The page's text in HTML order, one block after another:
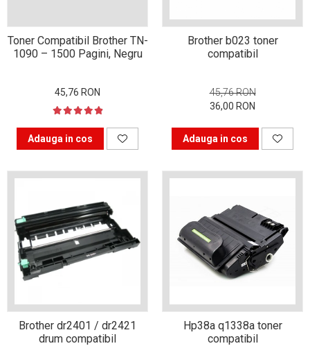
Toner Compatibil Brother TN-
1090 – 1500 Pagini, Negru
45,76 RON
Adauga in cos
Brother b023 toner
compatibil
45,76 RON
36,00 RON
Adauga in cos
Brother dr2401 / dr2421
drum compatibil
Hp38a q1338a toner
compatibil